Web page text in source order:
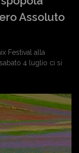
Assoluto
Festival alla
4 luglio ci si